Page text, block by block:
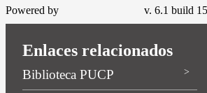
Powered by v. 6.1 build
Enlaces relacionados
Biblioteca PUCP